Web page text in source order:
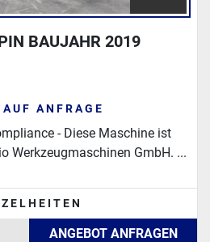
BAUJAHR 2019
ANFRAGE
- Diese Maschine ist
Werkzeugmaschinen GmbH. ...
ANGEBOT ANFRAGEN